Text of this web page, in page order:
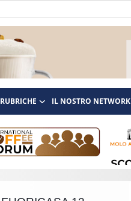
RUBRICHE IL NOSTRO NETWORK